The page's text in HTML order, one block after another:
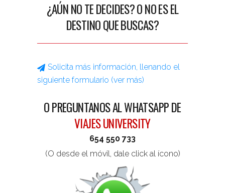
¿AÚN NO TE DECIDES? O NO ES EL
DESTINO QUE BUSCAS?
Nombre (requerido)
E-mail (requerido)
¿Donde quieres viajar (requerido)?
Solicita más información, llenando el
siguiente formulario (ver más)
O PREGUNTANOS AL WHATSAPP DE
VIAJES UNIVERSITY
654 550 733
(O desde el móvil, dale click al ícono)